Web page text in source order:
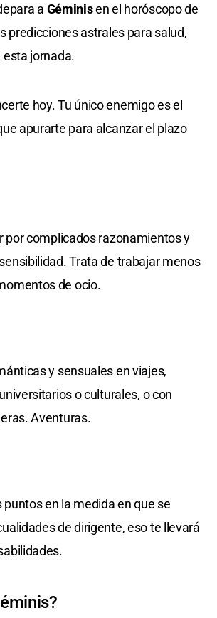
a Géminisen el horóscopo de
predicciones astrales para salud,
esta jornada.
hoy. Tu único enemigo es el
apurarte para alcanzar el plazo
por complicados razonamientos y
Trata de trabajar menos
de ocio.
y sensuales en viajes,
o culturales, o con
Aventuras.
puntos en la medida en que se
de dirigente, eso te llevará